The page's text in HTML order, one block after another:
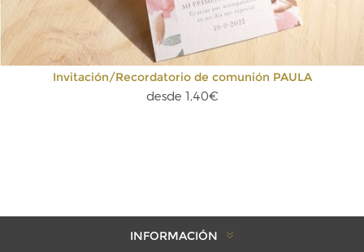
Invitación/Recordatorio de comunión PAULA
desde 1,40€
INFORMACIÓN